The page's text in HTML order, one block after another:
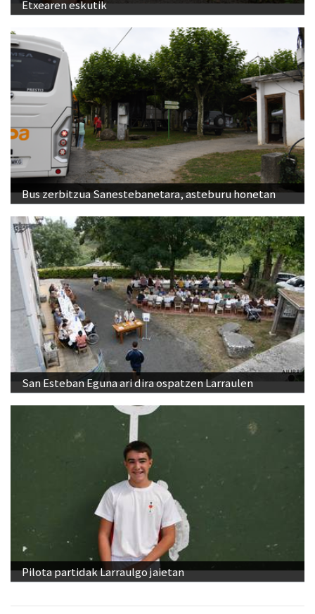
Etxearen eskutik
Bus zerbitzua Sanestebanetara, asteburu honetan
San Esteban Eguna ari dira ospatzen Larraulen
Pilota partidak Larraulgo jaietan